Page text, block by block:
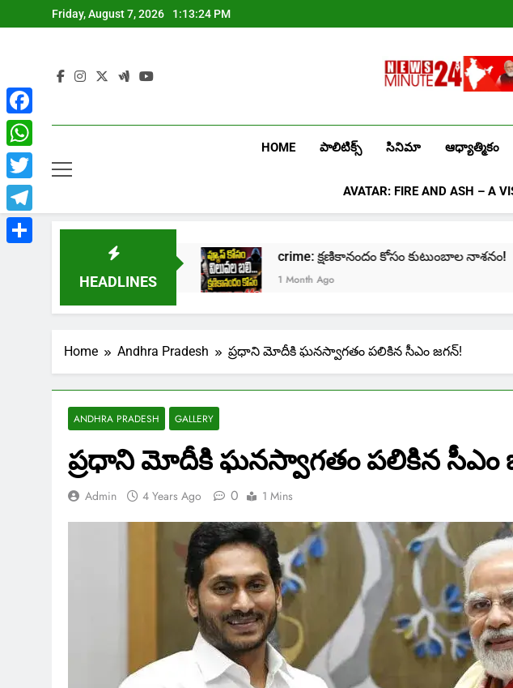
to
Friday, August 7, 2026 1:13:26 PM
HOME పాలిటిక్స్ సినిమా ఆధ్యాత్మికం
AVATAR: FIRE AND ASH – A
HEADLINES
crime: క్షణికానందం కోసం కుటుంబాల నాశనం!
1 Month Ago
crime:
Home Andhra Pradesh ప్రధాని మోదీకి ఘనస్వాగతం పలికిన సీఎం జగన్!
ANDHRA PRADESH GALLERY
ప్రధాని మోదీకి ఘనస్వాగతం పలికిన సీఎం
Admin 4 Years Ago 0 1 Mins
Facebook
WhatsApp
Twitter
Telegram